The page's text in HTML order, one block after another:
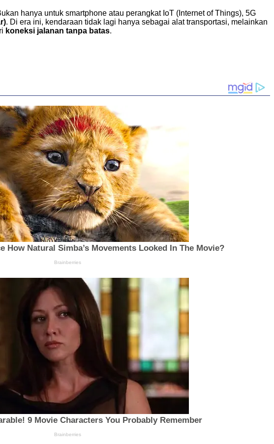
hanya untuk smartphone atau perangkat IoT (Internet of Things), 5G
. Di era ini, kendaraan tidak lagi hanya sebagai alat transportasi, melainkan
koneksi jalanan tanpa batas.